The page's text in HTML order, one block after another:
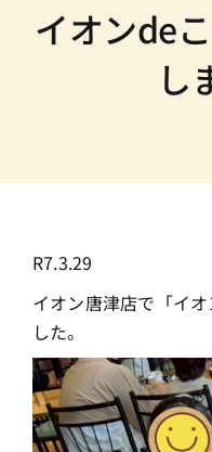
イオンde
し
R7.3.29
イオン唐津店で「イ
した。